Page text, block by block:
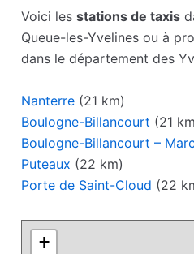
Voici lesstations de taxis
Queue-les-Yvelines ou à
dans le département des
Nanterre (21 km)
Boulogne-Billancourt (21
Boulogne-Billancourt –
Puteaux (22 km)
Porte de Saint-Cloud (22
+